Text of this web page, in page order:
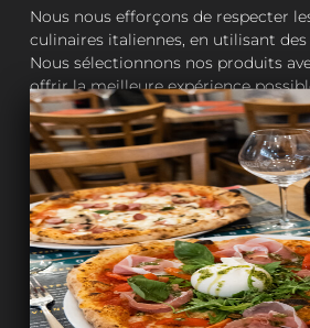
Nous nous efforçons de respecter
culinaires italiennes, en utilisant
Nous sélectionnons nos produits
offrir la meilleure expérience